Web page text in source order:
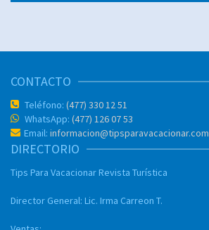
CONTACTO
Teléfono: (477) 330 12 51
WhatsApp: (477) 126 07 53
Email: informacion@tipsparavacacionar.com
DIRECTORIO
Tips Para VacacionarRevista Turística
Director General: Lic. Irma Carreon T.